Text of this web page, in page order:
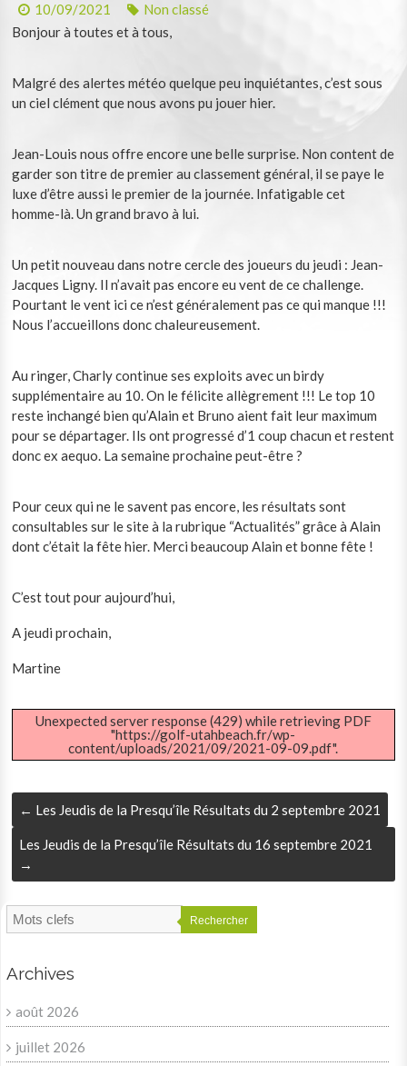
10/09/2021
Non classé
Bonjour à toutes et à tous,
Malgré des alertes météo quelque peu inquiétantes, c’est sous
un ciel clément que nous avons pu jouer hier.
Jean-Louis nous offre encore une belle surprise. Non content de
garder son titre de premier au classement général, il se paye le
luxe d’être aussi le premier de la journée. Infatigable cet
homme-là. Un grand bravo à lui.
Un petit nouveau dans notre cercle des joueurs du jeudi : Jean-
Jacques Ligny. Il n’avait pas encore eu vent de ce challenge.
Pourtant le vent ici ce n’est généralement pas ce qui manque !!!
Nous l’accueillons donc chaleureusement.
Au ringer, Charly continue ses exploits avec un birdy
supplémentaire au 10. On le félicite allègrement !!! Le top 10
reste inchangé bien qu’Alain et Bruno aient fait leur maximum
pour se départager. Ils ont progressé d’1 coup chacun et restent
donc ex aequo. La semaine prochaine peut-être ?
Pour ceux qui ne le savent pas encore, les résultats sont
consultables sur le site à la rubrique “Actualités” grâce à Alain
dont c’était la fête hier. Merci beaucoup Alain et bonne fête !
C’est tout pour aujourd’hui,
A jeudi prochain,
Martine
Unexpected server response (429) while retrieving PDF
"https://golf-utahbeach.fr/wp-
content/uploads/2021/09/2021-09-09.pdf".
← Les Jeudis de la Presqu’île Résultats du 2 septembre 2021
Les Jeudis de la Presqu’île Résultats du 16 septembre 2021
→
Rechercher
Archives
août 2026
juillet 2026